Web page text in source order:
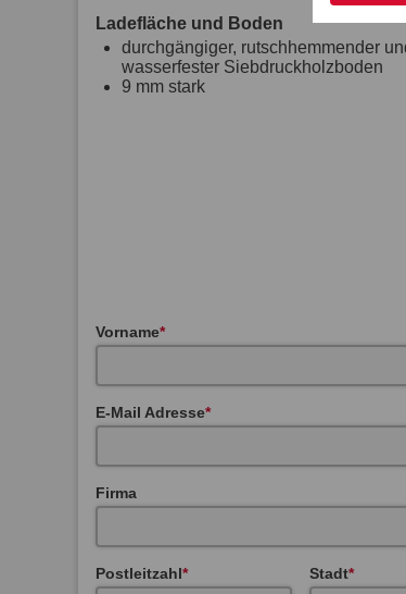
Ladefläche und Boden
durchgängiger, rutschhemmender
wasserfester Siebdruckholzboden
9 mm stark
Vorname
E-Mail Adresse
Firma
Postleitzahl Stadt